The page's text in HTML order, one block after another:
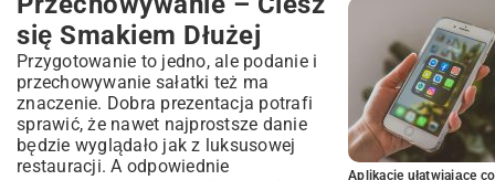
się Smakiem Dłużej
Przygotowanie to jedno, ale podanie i
przechowywanie sałatki też ma
znaczenie. Dobra prezentacja potrafi
sprawić, że nawet najprostsze danie
będzie wyglądało jak z luksusowej
restauracji. A odpowiednie
Aplikacje ułatwiające